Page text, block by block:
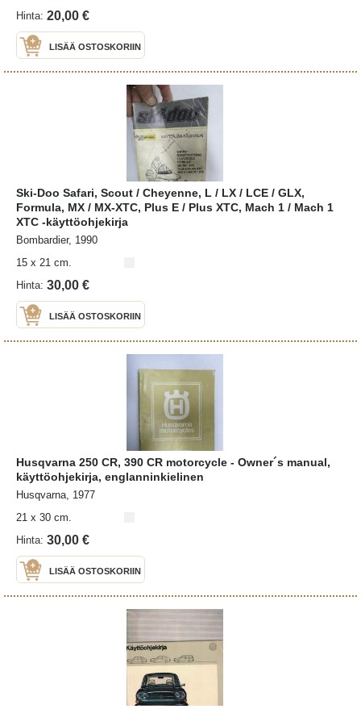
Hinta: 20,00 €
LISÄÄ OSTOSKORIIN
Ski-Doo Safari, Scout / Cheyenne, L / LX / LCE / GLX,
Formula, MX / MX-XTC, Plus E / Plus XTC, Mach 1 / Mach 1
XTC -käyttöohjekirja
Bombardier, 1990
15 x 21 cm.
Hinta: 30,00 €
LISÄÄ OSTOSKORIIN
Husqvarna 250 CR, 390 CR motorcycle - Owner´s manual,
käyttöohjekirja, englanninkielinen
Husqvarna, 1977
21 x 30 cm.
Hinta: 30,00 €
LISÄÄ OSTOSKORIIN